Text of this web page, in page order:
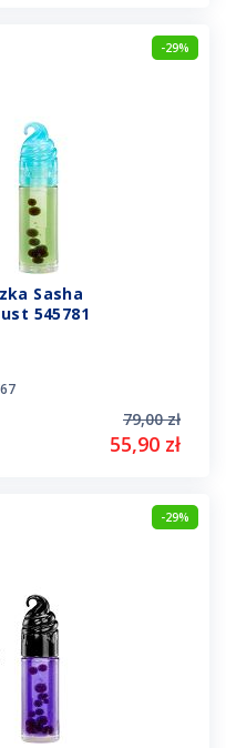
-29%
Sasha
545781
79,00 zł
55,90 zł
-29%